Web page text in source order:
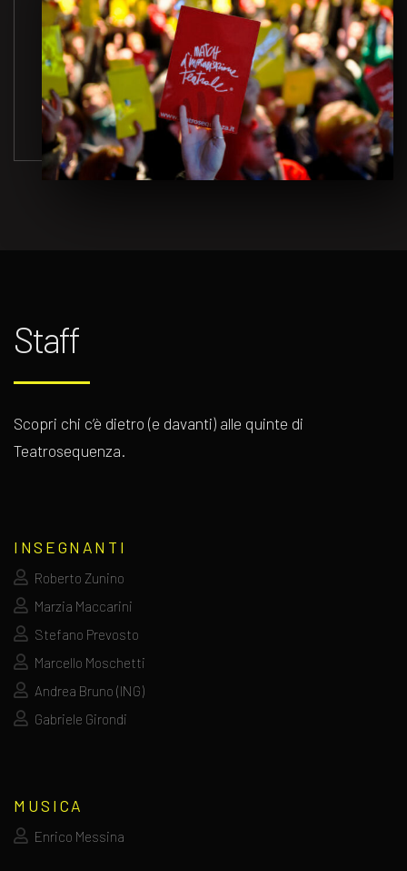
Staff
Scopri chi c’è dietro (e davanti) alle quinte di
Teatrosequenza.
INSEGNANTI
Roberto Zunino
Marzia Maccarini
Stefano Prevosto
Marcello Moschetti
Andrea Bruno (ING)
Gabriele Girondi
MUSICA
Enrico Messina